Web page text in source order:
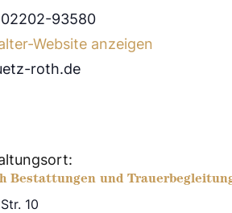
93580
Website anzeigen
roth.de
Bestattungen und
10